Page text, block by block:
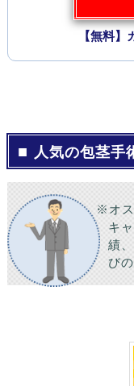
【無料】
人気の包茎手
※オス
キ
績
び